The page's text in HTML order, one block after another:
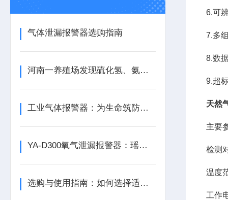
气体泄漏报警器选购指南
河南一养殖场发现硫化氢、氨气等有毒气体含量超标
工业气体报警器：为生命筑防线，为生产保安全
YA-D300氧气泄漏报警器：瑶安电子筑牢泄漏防护的工业安全防线
选购与使用指南：如何选择适合的气体泄漏报警器？
6.可
7.多
8.数
9.超
天然
主要
检测
温度
工作